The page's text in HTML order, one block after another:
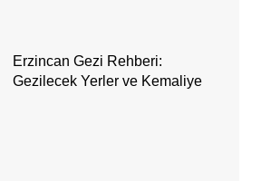
Erzincan Gezi Rehberi:
Gezilecek Yerler ve Kemaliye